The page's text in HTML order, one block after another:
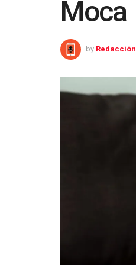
Moca
by Redacción